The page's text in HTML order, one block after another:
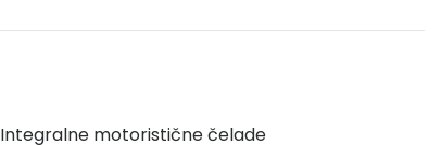
Integralne motoristične čelade